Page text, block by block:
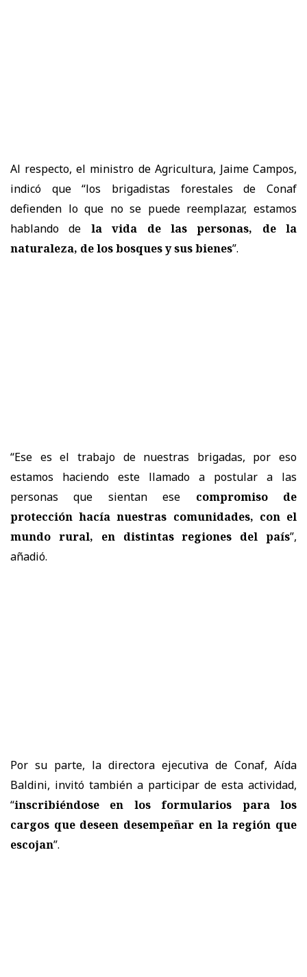
Al respecto, el ministro de Agricultura, Jaime Campos,
indicó que “los brigadistas forestales de Conaf
defienden lo que no se puede reemplazar, estamos
hablando de la vida de las personas, de la
naturaleza, de los bosques y sus bienes”.
“Ese es el trabajo de nuestras brigadas, por eso
estamos haciendo este llamado a postular a las
personas que sientan ese compromiso de
protección hacía nuestras comunidades, con el
mundo rural, en distintas regiones del país”,
añadió.
Por su parte, la directora ejecutiva de Conaf, Aída
Baldini, invitó también a participar de esta actividad,
“inscribiéndose en los formularios para los
cargos que deseen desempeñar en la región que
escojan”.